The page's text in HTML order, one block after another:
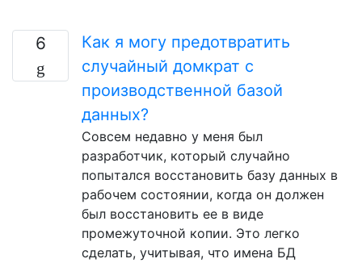
6
Как я могу предотвратить
случайный домкрат с
производственной базой
данных?
Совсем недавно у меня был
разработчик, который случайно
попытался восстановить базу данных в
рабочем состоянии, когда он должен
был восстановить ее в виде
промежуточной копии. Это легко
сделать, учитывая, что имена БД